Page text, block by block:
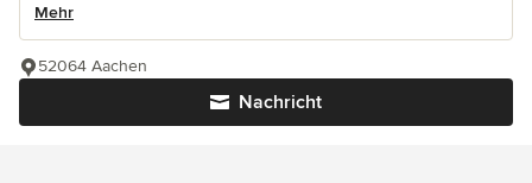
Mehr
Nachricht
52064 Aachen